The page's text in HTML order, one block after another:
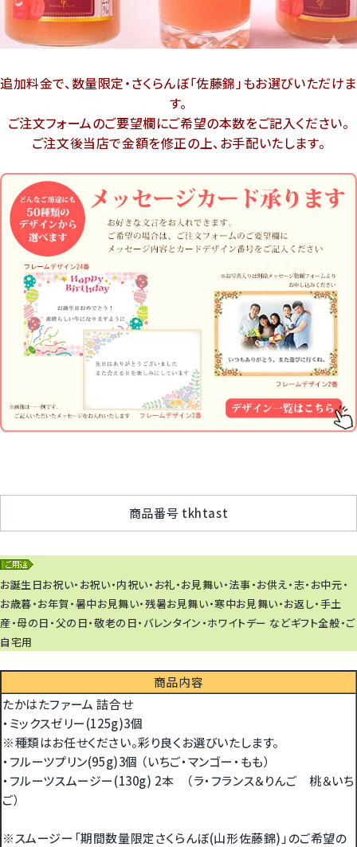
追加料金で、数量限定・さくらんぼ「佐藤錦」もお選びいただけま
す。
ご注文フォームのご要望欄にご希望の本数をご記入ください。
ご注文後当店で金額を修正の上、お手配いたします。
商品番号 tkhtast
お誕生日お祝い・お祝い・内祝い・お礼・お見舞い・法事・お供え・志・お中元・
お歳暮・お年賀・暑中お見舞い・残暑お見舞い・寒中お見舞い・お返し・手土
産・母の日・父の日・敬老の日・バレンタイン・ホワイトデー などギフト全般・ご
自宅用
商品内容
たかはたファーム 詰合せ
・ミックスゼリー(125g)3個
※種類はお任せください。彩り良くお選びいたします。
・フルーツプリン(95g)3個 （いちご・マンゴー・もも）
・フルーツスムージー(130g) 2本 （ラ・フランス＆りんご 桃＆いち
ご）
※スムージー「期間数量限定さくらんぼ(山形佐藤錦)」のご希望の